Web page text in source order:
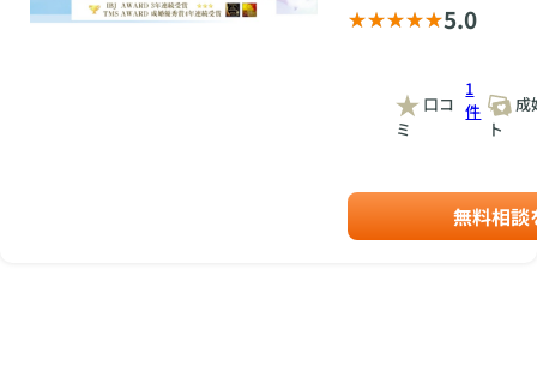
5.0
口コ
ミ
1
件
成
ト
無料相談